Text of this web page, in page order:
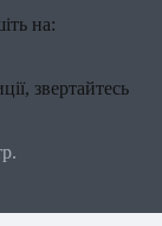
на:
звертайтесь